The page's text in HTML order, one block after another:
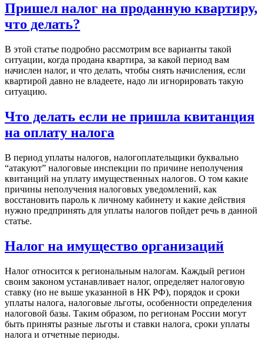
Пришел налог на проданную квартиру,
что делать?
В этой статье подробно рассмотрим все варианты такой
ситуации, когда продана квартира, за какой период вам
начислен налог, и что делать, чтобы снять начисления, если
квартирой давно не владеете, надо ли игнорировать такую
ситуацию.
Что делать если не пришла квитанция
на оплату налога
В период уплаты налогов, налогоплательщики буквально
“атакуют” налоговые инспекции по причине неполучения
квитанций на уплату имущественных налогов. О том какие
причины неполучения налоговых уведомлений, как
восстановить пароль к личному кабинету и какие действия
нужно предпринять для уплаты налогов пойдет речь в данной
статье.
Налог на имущество организаций
Налог относится к региональным налогам. Каждый регион
своим законом устанавливает налог, определяет налоговую
ставку (но не выше указанной в НК РФ), порядок и сроки
уплаты налога, налоговые льготы, особенности определения
налоговой базы. Таким образом, по регионам России могут
быть приняты разные льготы и ставки налога, сроки уплаты
налога и отчетные периоды.